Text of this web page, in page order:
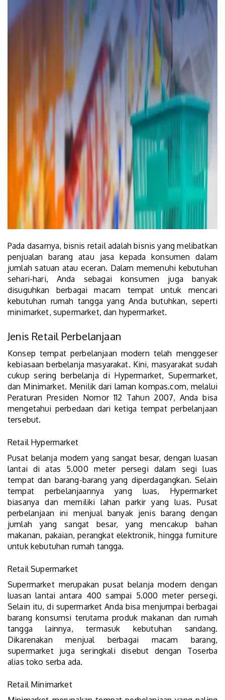
Pada dasarnya, bisnis retail adalah bisnis yang melibatkan
penjualan barang atau jasa kepada konsumen dalam
jumlah satuan atau eceran. Dalam memenuhi kebutuhan
sehari-hari, Anda sebagai konsumen juga banyak
disuguhkan berbagai macam tempat untuk mencari
kebutuhan rumah tangga yang Anda butuhkan, seperti
minimarket, supermarket, dan hypermarket.
Jenis Retail Perbelanjaan
Konsep tempat perbelanjaan modern telah menggeser
kebiasaan berbelanja masyarakat. Kini, masyarakat sudah
cukup sering berbelanja di Hypermarket, Supermarket,
dan Minimarket. Menilik dari laman kompas.com, melalui
Peraturan Presiden Nomor 112 Tahun 2007, Anda bisa
mengetahui perbedaan dari ketiga tempat perbelanjaan
tersebut.
Retail Hypermarket
Pusat belanja modern yang sangat besar, dengan luasan
lantai di atas 5.000 meter persegi dalam segi luas
tempat dan barang-barang yang diperdagangkan. Selain
tempat perbelanjaannya yang luas, Hypermarket
biasanya dan memiliki lahan parkir yang luas. Pusat
perbelanjaan ini menjual banyak jenis barang dengan
jumlah yang sangat besar, yang mencakup bahan
makanan, pakaian, perangkat elektronik, hingga furniture
untuk kebutuhan rumah tangga.
Retail Supermarket
Supermarket merupakan pusat belanja modern dengan
luasan lantai antara 400 sampai 5.000 meter persegi.
Selain itu, di supermarket Anda bisa menjumpai berbagai
barang konsumsi terutama produk makanan dan rumah
tangga lainnya, termasuk kebutuhan sandang.
Dikarenakan menjual berbagai macam barang,
supermarket juga seringkali disebut dengan Toserba
alias toko serba ada.
Retail Minimarket